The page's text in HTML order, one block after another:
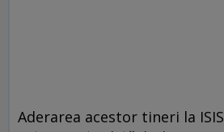
Aderarea acestor tineri la ISIS